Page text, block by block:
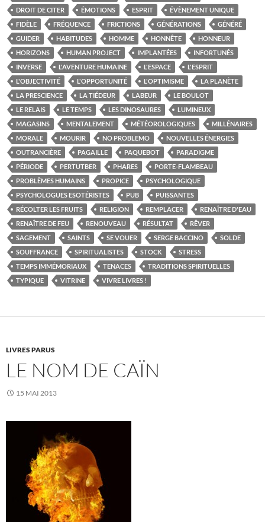
DROIT DE CITER
ÉMOTIONS ESPRIT
ÉVÈNEMENT UNIQUE
FIDÈLE
FRÉQUENCE FRICTIONS GÉNÉRATIONS
GÉNÉRÉ
GUIDER
HABITUDES HOMME HONNÊTE
HONNEUR
HORIZONS
HUMAN PROJECT IMPLANTÉES
INFORTUNÉS
INVERSE
L'AVENTURE HUMAINE L'ESPACE
L'ESPRIT
L'OBJECTIVITÉ
L'OPPORTUNITÉ L'OPTIMISME
LA PLANÈTE
LA PRESCIENCE
LA TIÉDEUR LABEUR
LE BOULOT
LE RELAIS
LE TEMPS LES DINOSAURES
LUMINEUX
MAGASINS
MENTALEMENT MÉTÉOROLOGIQUES
MILLÉNAIRES
MORALE
MOURIR NO PROBLEMO
NOUVELLES ÉNERGIES
OUTRANCIÈRE
PAGAILLE PAQUEBOT
PARADIGME
PÉRIODE
PERTUTBER PHARES
PORTE-FLAMBEAU
PROBLÈMES HUMAINS
PROPICE
PSYCHOLOGIQUE
PSYCHOLOGUES ESOTÉRISTES
PUB
PUISSANTES
RÉCOLTER LES FRUITS
RELIGION REMPLACER
RENAÎTRE D'EAU
RENAÎTRE DE FEU
RENOUVEAU RÉSULTAT
RÊVER
SAGEMENT
SAINTS SE VOUER SERGE BACCINO
SOLDE
SOUFFRANCE
SPIRITUALISTES STOCK
STRESS
TEMPS IMMÉMORIAUX
TENACES
TRADITIONS SPIRITUELLES
TYPIQUE
VITRINE VIVRE LIVRES !
LIVRES PARUS
LE NOM DE CAÏN
15 MAI 2013